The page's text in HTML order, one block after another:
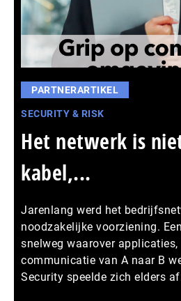
PARTNERARTIKEL
SECURITY & RISK
Het netwerk is
kabel,...
Jarenlang werd het
noodzakelijke voorziening.
snelweg waarover applicaties,
communicatie van A naar B
Security speelde zich elders